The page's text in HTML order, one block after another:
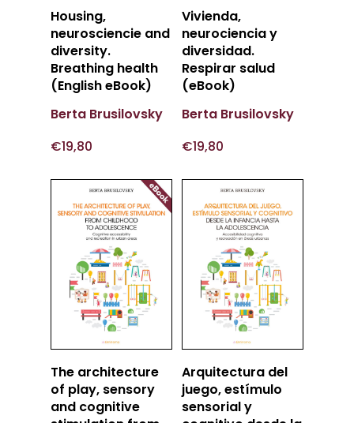
Añadir
Al Carrito
Housing,
neurosciencie and
diversity.
Breathing health
(English eBook)
Berta Brusilovsky
€19,80
Añadir
Al Carrito
Vivienda,
neurociencia y
diversidad.
Respirar salud
(eBook)
Berta Brusilovsky
€19,80
Añadir
Al Carrito
The architecture
of play, sensory
and cognitive
Añadir
Al Carrito
Arquitectura del
juego, estímulo
sensorial y